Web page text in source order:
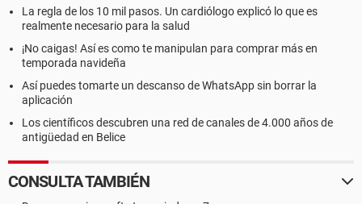
La regla de los 10 mil pasos. Un cardiólogo explicó lo que es
realmente necesario para la salud
¡No caigas! Así es como te manipulan para comprar más en
temporada navideña
Así puedes tomarte un descanso de WhatsApp sin borrar la
aplicación
Los científicos descubren una red de canales de 4.000 años de
antigüedad en Belice
CONSULTA TAMBIÉN